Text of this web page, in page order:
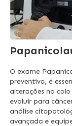
O exame
preventivo, é
alterações no
evoluir para
análise
avançada e